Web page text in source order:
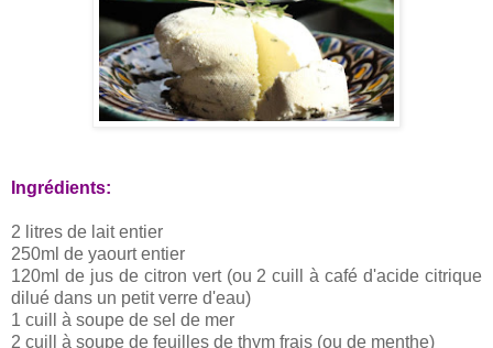
Ingrédients:
2 litres de lait entier
250ml de yaourt entier
120ml de jus de citron vert (ou 2 cuill à café d'acide citrique
dilué dans un petit verre d'eau)
1 cuill à soupe de sel de mer
2 cuill à soupe de feuilles de thym frais (ou de menthe)